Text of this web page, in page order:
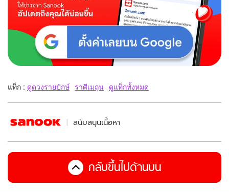
แท็ก : ดูดวงรายปักษ์ ราศีเมถุน ดูแท็กทั้งหมด
สนับสนุนเนื้อหา
กลับขึ้นไปด้านบน